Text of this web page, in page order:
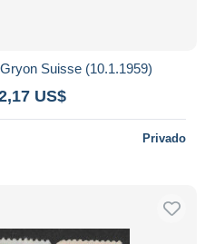
Suisse (10.1.1959)
US$
Privado